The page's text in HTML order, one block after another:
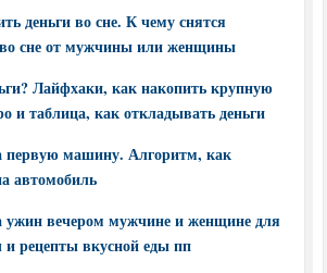
деньги во сне. К чему снятся
сне от мужчины или женщины
Лайфхаки, как накопить крупную
и таблица, как откладывать деньги
первую машину. Алгоритм, как
автомобиль
ужин вечером мужчине и женщине для
и рецепты вкусной еды пп